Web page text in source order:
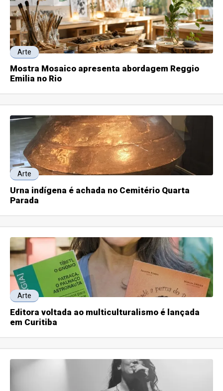
Arte
Mostra Mosaico apresenta abordagem Reggio
Emilia no Rio
Arte
Urna indígena é achada no Cemitério Quarta
Parada
Arte
Editora voltada ao multiculturalismo é lançada
em Curitiba